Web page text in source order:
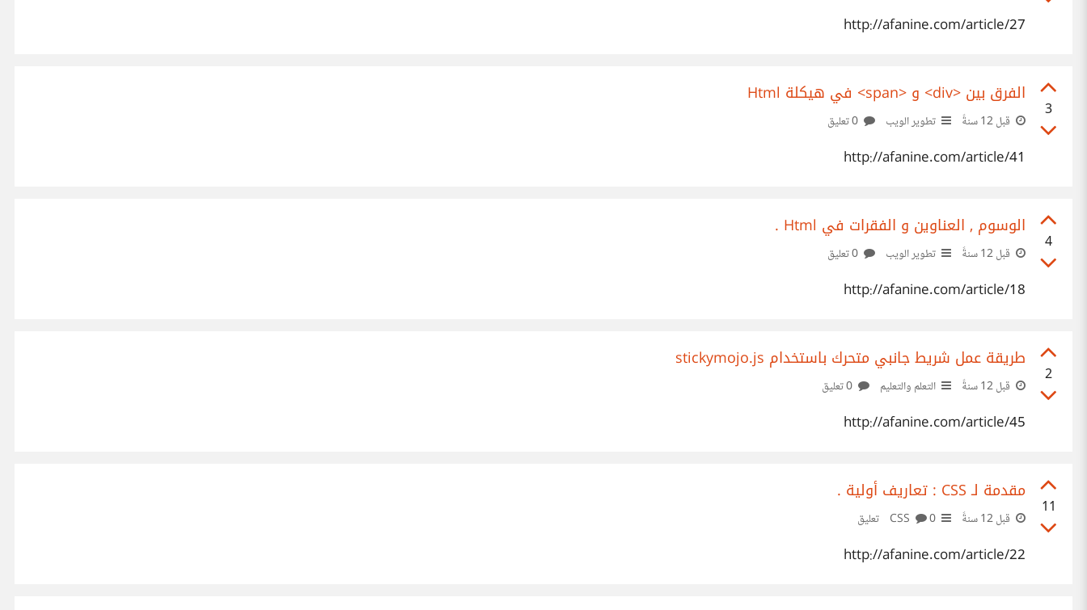
http://afanine.com/article/27
3
الفرق بين <div> و <span> في هيكلة Html
قبل 12 سنةً تطوير الويب
http://afanine.com/article/41
4
الوسوم , العناوين و الفقرات في Html .
قبل 12 سنةً تطوير الويب
http://afanine.com/article/18
2
طريقة عمل شريط جانبي متحرك باستخدام stickymojo.js
قبل 12 سنةً التعلم والتعليم
http://afanine.com/article/45
11
مقدمة لـ CSS : تعاريف أولية .
قبل 12 سنةً 0 تعليق
http://afanine.com/article/22